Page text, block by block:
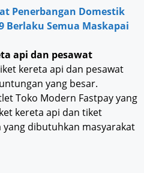
Penerbangan Domestik
Berlaku Semua Maskapai
api dan pesawat
kereta api dan pesawat
yang besar.
Toko Modern Fastpay yang
kereta api dan tiket
dibutuhkan masyarakat